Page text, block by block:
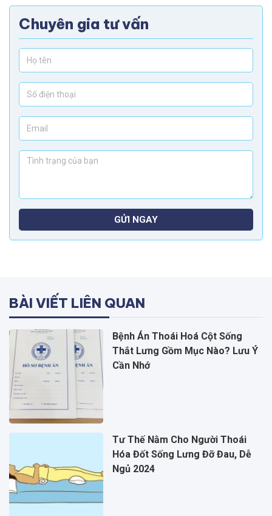
Chuyên gia tư vấn
GỬI NGAY
BÀI VIẾT LIÊN QUAN
Bệnh Án Thoái Hoá Cột Sống
Thắt Lưng Gồm Mục Nào? Lưu Ý
Cần Nhớ
Tư Thế Nằm Cho Người Thoái
Hóa Đốt Sống Lưng Đỡ Đau, Dễ
Ngủ 2024